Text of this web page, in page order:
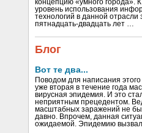
концепцию «умного города».
уровень использования
технологий в данной отрасли
пятнадцать-двадцать лет …
Блог
Вот те два...
Поводом для написания этого
уже вторая в течение года
вирусная эпидемия. И это
неприятным прецедентом.
масштабных заражений не
давно. Впрочем, данная
ожидаемой. Эпидемию